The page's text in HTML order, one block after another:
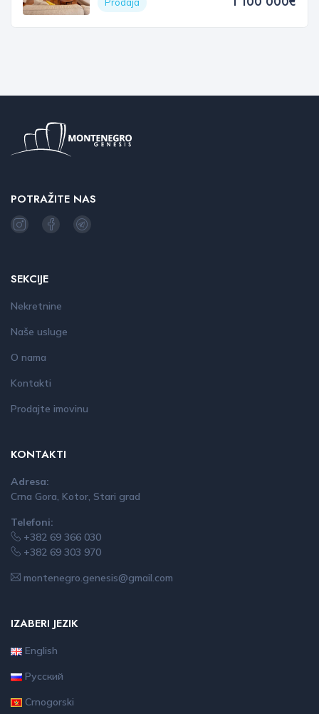
POTRAŽITE NAS
SEKCIJE
Nekretnine
Naše usluge
O nama
Kontakti
Prodajte imovinu
KONTAKTI
Adresa:
Crna Gora, Kotor, Stari grad
Telefoni:
+382 69 366 030
+382 69 303 970
montenegro.genesis@gmail.com
IZABERI JEZIK
English
Русский
Crnogorski